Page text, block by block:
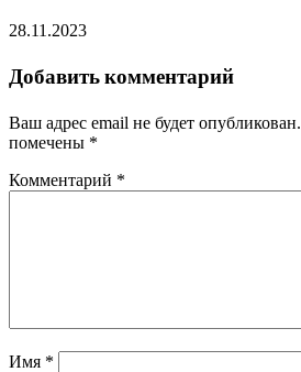
28.11.2023
Добавить комментарий
Ваш адрес email не будет опубликован.
помечены *
Комментарий *
Имя *